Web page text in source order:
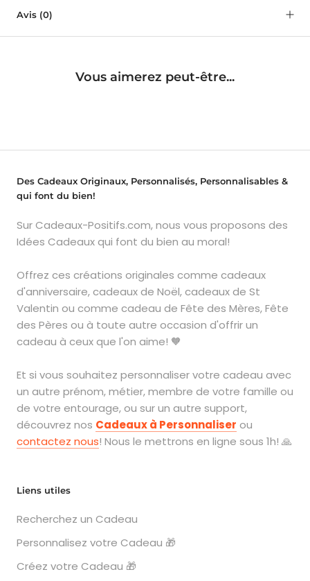
Avis (0)
Vous aimerez peut-être...
Des Cadeaux Originaux, Personnalisés, Personnalisables &
qui font du bien!
Sur Cadeaux-Positifs.com, nous vous proposons des
Idées Cadeaux qui font du bien au moral!
Offrez ces créations originales comme cadeaux
d'anniversaire, cadeaux de Noël, cadeaux de St
Valentin ou comme cadeau de Fête des Mères, Fête
des Pères ou à toute autre occasion d'offrir un
cadeau à ceux que l'on aime! 🧡
Et si vous souhaitez personnaliser votre cadeau avec
un autre prénom, métier, membre de votre famille ou
de votre entourage, ou sur un autre support,
découvrez nos Cadeaux à Personnaliser ou
contactez nous! Nous le mettrons en ligne sous 1h! 🙏
Liens utiles
Recherchez un Cadeau
Personnalisez votre Cadeau 🎁
Créez votre Cadeau 🎁